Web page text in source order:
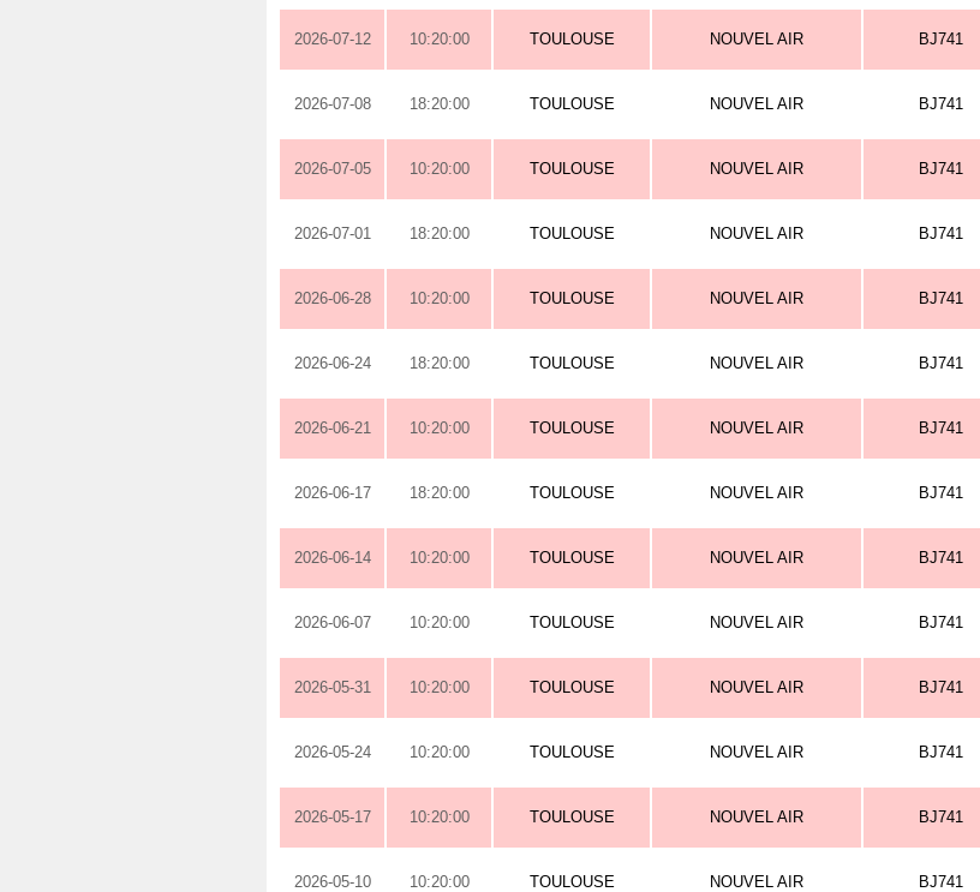
2026-07-12 10:20:00 TOULOUSE NOUVEL AIR BJ741
2026-07-08 18:20:00 TOULOUSE NOUVEL AIR BJ741
2026-07-05 10:20:00 TOULOUSE NOUVEL AIR BJ741
2026-07-01 18:20:00 TOULOUSE NOUVEL AIR BJ741
2026-06-28 10:20:00 TOULOUSE NOUVEL AIR BJ741
2026-06-24 18:20:00 TOULOUSE NOUVEL AIR BJ741
2026-06-21 10:20:00 TOULOUSE NOUVEL AIR BJ741
2026-06-17 18:20:00 TOULOUSE NOUVEL AIR BJ741
2026-06-14 10:20:00 TOULOUSE NOUVEL AIR BJ741
2026-06-07 10:20:00 TOULOUSE NOUVEL AIR BJ741
2026-05-31 10:20:00 TOULOUSE NOUVEL AIR BJ741
2026-05-24 10:20:00 TOULOUSE NOUVEL AIR BJ741
2026-05-17 10:20:00 TOULOUSE NOUVEL AIR BJ741
2026-05-10 10:20:00 TOULOUSE NOUVEL AIR BJ741